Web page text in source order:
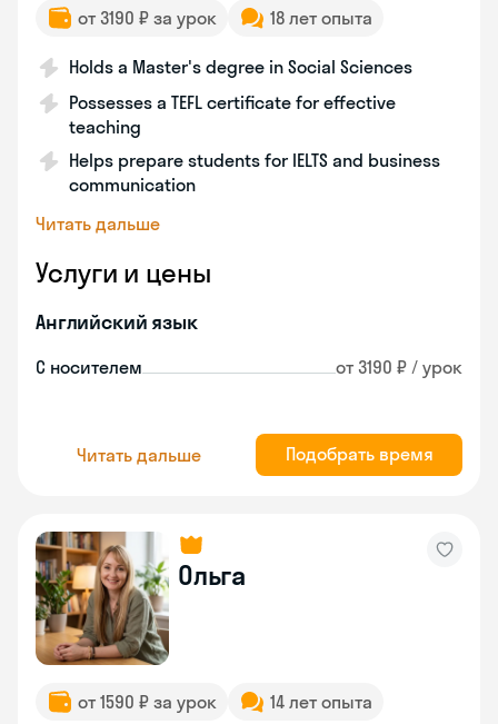
от 3190 ₽ за урок 18 лет опыта
Holds a Master's degree in Social Sciences
Possesses a TEFL certificate for effective
teaching
Helps prepare students for IELTS and business
communication
Читать дальше
Услуги и цены
Английский язык
С носителем от 3190 ₽ / урок
Читать дальше Подобрать время
Ольга
от 1590 ₽ за урок 14 лет опыта